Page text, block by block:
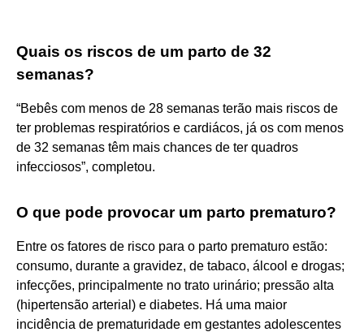
Quais os riscos de um parto de 32
semanas?
“Bebês com menos de 28 semanas terão mais riscos de
ter problemas respiratórios e cardiácos, já os com menos
de 32 semanas têm mais chances de ter quadros
infecciosos”, completou.
O que pode provocar um parto prematuro?
Entre os fatores de risco para o parto prematuro estão:
consumo, durante a gravidez, de tabaco, álcool e drogas;
infecções, principalmente no trato urinário; pressão alta
(hipertensão arterial) e diabetes. Há uma maior
incidência de prematuridade em gestantes adolescentes